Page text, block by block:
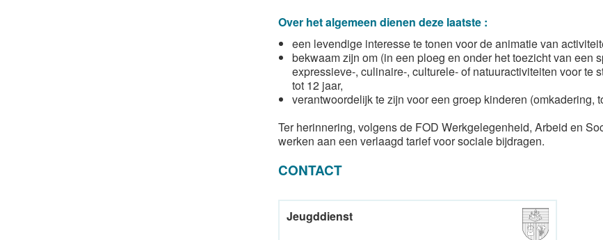
Over het algemeen dienen deze laatste :
een levendige interesse te tonen voor de animatie van
bekwaam zijn om (in een ploeg en onder het toezicht van een
expressieve-, culinaire-, culturele- of natuuractiviteiten voor te
tot 12 jaar,
verantwoordelijk te zijn voor een groep kinderen (omkadering,
Ter herinnering, volgens de FOD Werkgelegenheid, Arbeid en
werken aan een verlaagd tarief voor sociale bijdragen.
CONTACT
Jeugddienst